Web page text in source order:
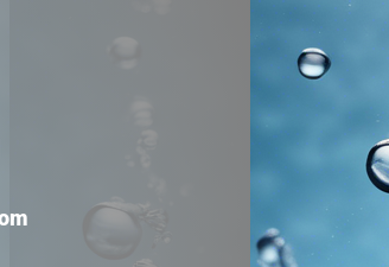
info@gaziantepyakartesisat.com